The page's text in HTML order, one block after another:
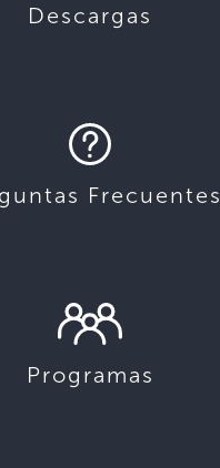
Descargas
Frecuentes
Programas